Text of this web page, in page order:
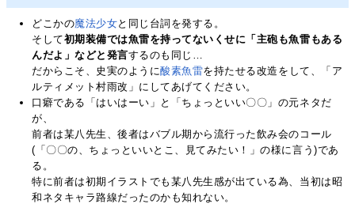
どこかの魔法少女と同じ台詞を発する。
そして初期装備では魚雷を持ってないくせに「主砲も魚雷もある
んだよ」などと発言するのも同じ…
だからこそ、史実のように酸素魚雷を持たせる改造をして、「ア
ルティメット村雨改」にしてあげてください。
口癖である「はいはーい」と「ちょっといい〇〇」の元ネタだ
が、
前者は某八先生、後者はバブル期から流行った飲み会のコール
(「〇〇の、ちょっといいとこ、見てみたい！」の様に言う)であ
る。
特に前者は初期イラストでも某八先生感が出ている為、当初は昭
和ネタキャラ路線だったのかも知れない。